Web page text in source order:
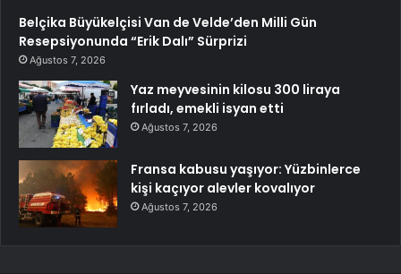
Belçika Büyükelçisi Van de Velde’den Milli Gün
Resepsiyonunda “Erik Dalı” Sürprizi
Ağustos 7, 2026
Yaz meyvesinin kilosu 300 liraya
fırladı, emekli isyan etti
Ağustos 7, 2026
Fransa kabusu yaşıyor: Yüzbinlerce
kişi kaçıyor alevler kovalıyor
Ağustos 7, 2026